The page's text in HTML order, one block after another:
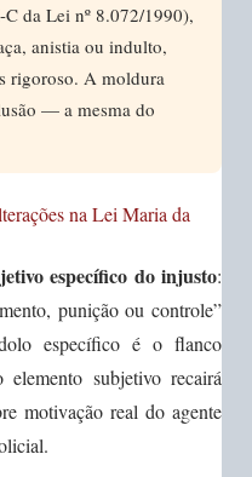
da Lei nº 8.072/1990),
anistia ou indulto,
rigoroso. A moldura
— a mesma do
na Lei Maria da
específico do injusto:
punição ou controle”
específico é o flanco
subjetivo recairá
motivação real do agente